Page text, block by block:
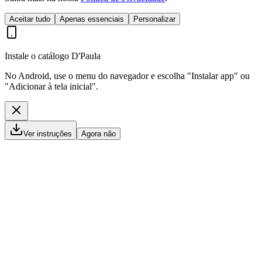
Aceitar tudo Apenas essenciais Personalizar
Instale o catálogo D'Paula
No Android, use o menu do navegador e escolha "Instalar app" ou
"Adicionar à tela inicial".
Ver instruções Agora não